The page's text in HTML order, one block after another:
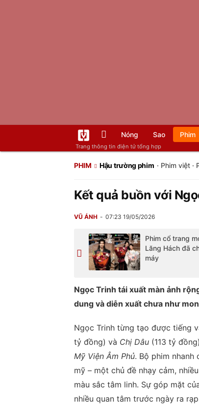
Trang thông tin điện tử tổng hợp
Nóng Sao Phim
PHIM Hậu trường phim · Phim việt·
Kết quả buồn với
VŨ ÁNH 07:23 19/05/2026
Phim cổ trang
Lăng Hách đã
máy
Ngọc Trinh tái xuất màn ảnh
dung và diễn xuất chưa như
Ngọc Trinh từng tạo được tiếng
tỷ đồng) và Chị Dâu (113 tỷ
Mỹ Viện Âm Phủ. Bộ phim
mỹ – một chủ đề nhạy cảm,
màu sắc tâm linh. Sự góp mặt
nhiều quan tâm trước ngày ra